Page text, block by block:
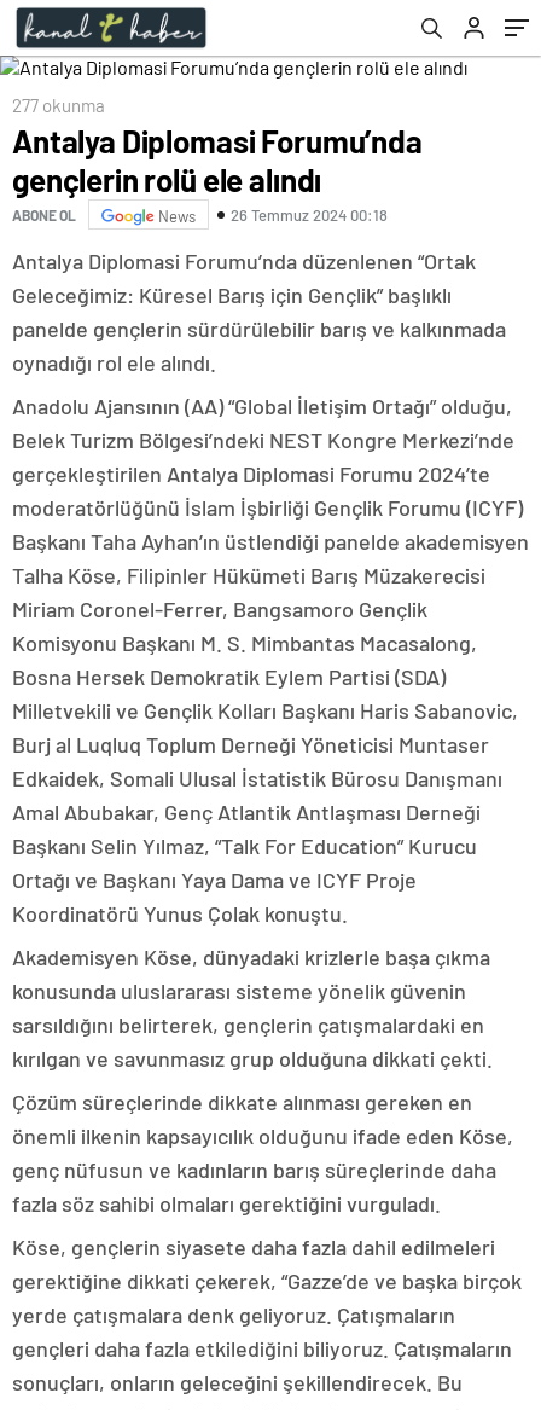
277 okunma
Antalya Diplomasi Forumu’nda
gençlerin rolü ele alındı
ABONE OL News 26 Temmuz 2024 00:18
Antalya Diplomasi Forumu’nda düzenlenen “Ortak
Geleceğimiz: Küresel Barış için Gençlik” başlıklı
panelde gençlerin sürdürülebilir barış ve kalkınmada
oynadığı rol ele alındı.
Anadolu Ajansının (AA) “Global İletişim Ortağı” olduğu,
Belek Turizm Bölgesi’ndeki NEST Kongre Merkezi’nde
gerçekleştirilen Antalya Diplomasi Forumu 2024’te
moderatörlüğünü İslam İşbirliği Gençlik Forumu (ICYF)
Başkanı Taha Ayhan’ın üstlendiği panelde akademisyen
Talha Köse, Filipinler Hükümeti Barış Müzakerecisi
Miriam Coronel-Ferrer, Bangsamoro Gençlik
Komisyonu Başkanı M. S. Mimbantas Macasalong,
Bosna Hersek Demokratik Eylem Partisi (SDA)
Milletvekili ve Gençlik Kolları Başkanı Haris Sabanovic,
Burj al Luqluq Toplum Derneği Yöneticisi Muntaser
Edkaidek, Somali Ulusal İstatistik Bürosu Danışmanı
Amal Abubakar, Genç Atlantik Antlaşması Derneği
Başkanı Selin Yılmaz, “Talk For Education” Kurucu
Ortağı ve Başkanı Yaya Dama ve ICYF Proje
Koordinatörü Yunus Çolak konuştu.
Akademisyen Köse, dünyadaki krizlerle başa çıkma
konusunda uluslararası sisteme yönelik güvenin
sarsıldığını belirterek, gençlerin çatışmalardaki en
kırılgan ve savunmasız grup olduğuna dikkati çekti.
Çözüm süreçlerinde dikkate alınması gereken en
önemli ilkenin kapsayıcılık olduğunu ifade eden Köse,
genç nüfusun ve kadınların barış süreçlerinde daha
fazla söz sahibi olmaları gerektiğini vurguladı.
Köse, gençlerin siyasete daha fazla dahil edilmeleri
gerektiğine dikkati çekerek, “Gazze’de ve başka birçok
yerde çatışmalara denk geliyoruz. Çatışmaların
gençleri daha fazla etkilediğini biliyoruz. Çatışmaların
sonuçları, onların geleceğini şekillendirecek. Bu